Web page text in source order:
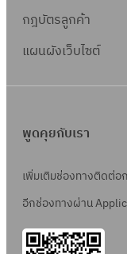
กฎบัตรลูกค้า
แผนผังเว็บไซต์
พูดคุยกับเรา
เพิ่มเติมช่องทางติดต่อ
อีกช่องทางผ่าน